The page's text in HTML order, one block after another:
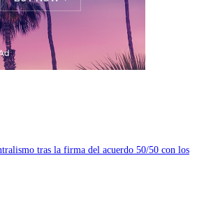
tras la firma del acuerdo 50/50 con los